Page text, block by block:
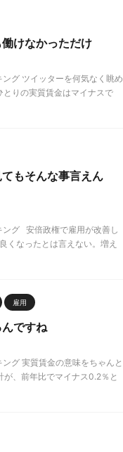
けなかっただけ
グ ツイッターを何気なく眺め
りの実質賃金はマイナスで
もそんな事言えん
ング 安倍政権で雇用が改善し
くなったとは言えない。増え
雇用
ですね
グ 実質賃金の意味をちゃんと
、前年比でマイナス0.2％と